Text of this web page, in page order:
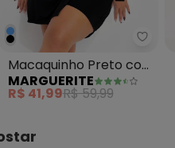
- Macacão Floral
Macaquinho Preto com
Sobreposição
MARGUERITE
R$ 41,99R$ 59,99